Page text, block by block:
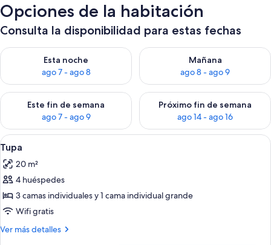
Opciones de la habitación
Consulta la disponibilidad para estas fechas
Esta noche
ago 7 - ago 8
Consulta la disponibilidad para esta noche, ago 7 - ago 8
Mañana
ago 8 - ago 9
Consulta la disponibilidad
Este fin de semana
ago 7 - ago 9
Consulta la disponibilidad para este fin de semana, ago 7 -
Próximo fin de semana
ago 14 - ago 16
Consulta la disponibilidad
Abrir
todas
las
fotos
de
Tupa
Un porche cubierto con un banco
2
Tupa
20 m²
4 huéspedes
3 camas individuales y 1 cama individual grande
Wifi gratis
Ver más detalles
Más